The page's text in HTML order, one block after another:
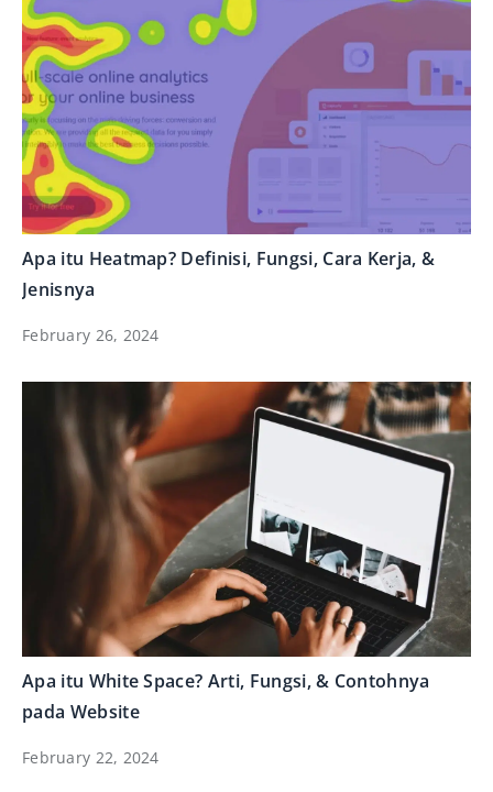
Apa itu Heatmap? Definisi, Fungsi, Cara Kerja, &
Jenisnya
February 26, 2024
Apa itu White Space? Arti, Fungsi, & Contohnya
pada Website
February 22, 2024